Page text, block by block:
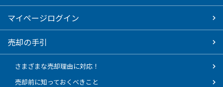
マイページログイン
売却の手引
さまざまな売却理由に対応！
売却前に知っておくべきこと